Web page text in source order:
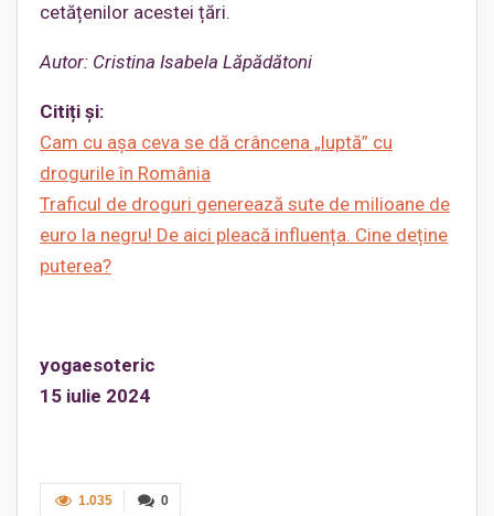
cetățenilor acestei țări.
Autor: Cristina Isabela Lăpădătoni
Citiți și:
Cam cu așa ceva se dă crâncena „luptă” cu
drogurile în România
Traficul de droguri generează sute de milioane de
euro la negru! De aici pleacă influența. Cine deține
puterea?
yogaesoteric
15 iulie 2024
0
1.035